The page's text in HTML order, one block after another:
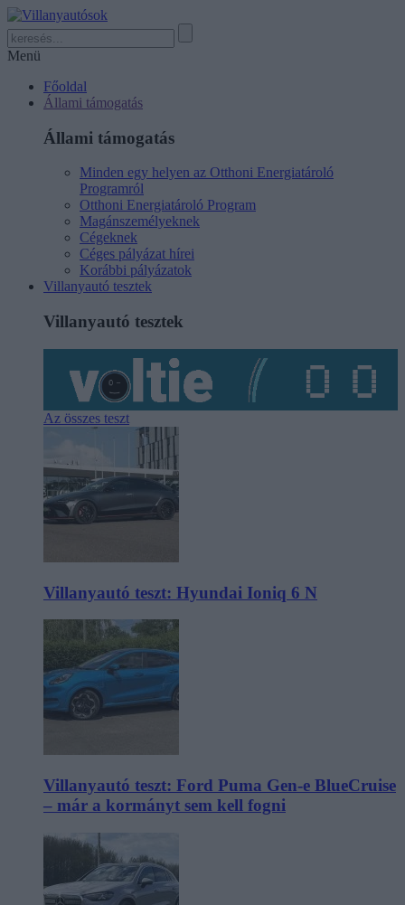
Menü
Főoldal
Állami támogatás
Állami támogatás
Minden egy helyen az Otthoni Energiatároló
Programról
Otthoni Energiatároló Program
Magánszemélyeknek
Cégeknek
Céges pályázat hírei
Korábbi pályázatok
Villanyautó tesztek
Villanyautó tesztek
Az összes teszt
Villanyautó teszt: Hyundai Ioniq 6 N
Villanyautó teszt: Ford Puma Gen-e BlueCruise
– már a kormányt sem kell fogni